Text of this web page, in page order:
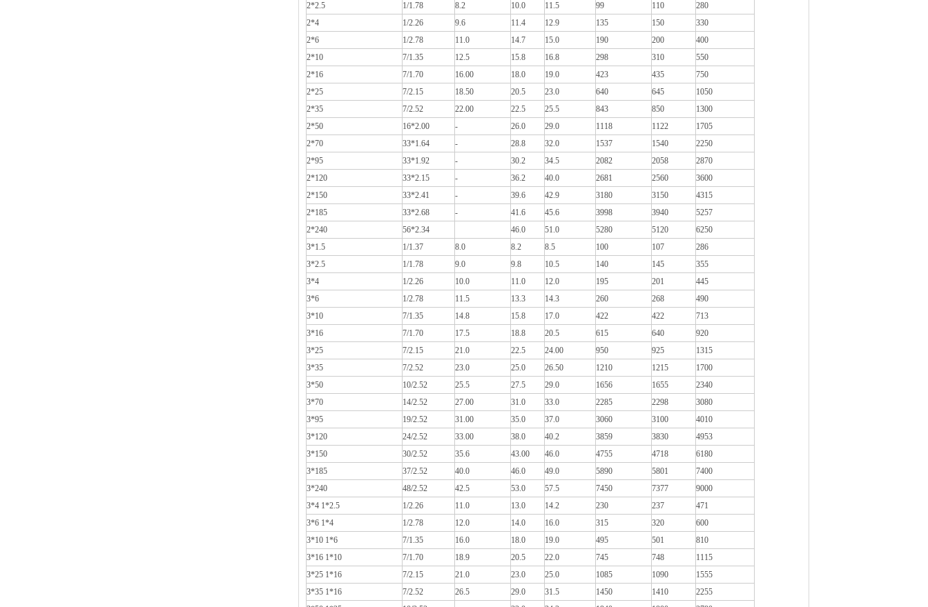
2*2.5
1/1.78 8.2 10.0 11.5 99 110
280
2*4
1/2.26 9.6 11.4 12.9 135 150
330
2*6
1/2.78 11.0 14.7 15.0 190 200
400
2*10
7/1.35 12.5 15.8 16.8 298 310
550
2*16
7/1.70 16.00 18.0 19.0 423 435
750
2*25
7/2.15 18.50 20.5 23.0 640 645
1050
2*35
7/2.52 22.00 22.5 25.5 843 850
1300
2*50
16*2.00 - 26.0 29.0 1118 1122
1705
2*70
33*1.64 - 28.8 32.0 1537 1540
2250
2*95
33*1.92 - 30.2 34.5 2082 2058
2870
2*120
33*2.15 - 36.2 40.0 2681 2560
3600
2*150
33*2.41 - 39.6 42.9 3180 3150
4315
2*185
33*2.68 - 41.6 45.6 3998 3940
5257
2*240
56*2.34 46.0 51.0 5280 5120
6250
3*1.5
1/1.37 8.0 8.2 8.5 100 107
286
3*2.5
1/1.78 9.0 9.8 10.5 140 145
355
3*4
1/2.26 10.0 11.0 12.0 195 201
445
3*6
1/2.78 11.5 13.3 14.3 260 268
490
3*10
7/1.35 14.8 15.8 17.0 422 422
713
3*16
7/1.70 17.5 18.8 20.5 615 640
920
3*25
7/2.15 21.0 22.5 24.00 950 925
1315
3*35
7/2.52 23.0 25.0 26.50 1210 1215
1700
3*50
10/2.52 25.5 27.5 29.0 1656 1655
2340
3*70
14/2.52 27.00 31.0 33.0 2285 2298
3080
3*95
19/2.52 31.00 35.0 37.0 3060 3100
4010
3*120
24/2.52 33.00 38.0 40.2 3859 3830
4953
3*150
30/2.52 35.6 43.00 46.0 4755 4718
6180
3*185
37/2.52 40.0 46.0 49.0 5890 5801
7400
3*240
48/2.52 42.5 53.0 57.5 7450 7377
9000
3*4 1*2.5
1/2.26 11.0 13.0 14.2 230 237
471
3*6 1*4
1/2.78 12.0 14.0 16.0 315 320
600
3*10 1*6
7/1.35 16.0 18.0 19.0 495 501
810
3*16 1*10
7/1.70 18.9 20.5 22.0 745 748
1115
3*25 1*16
7/2.15 21.0 23.0 25.0 1085 1090
1555
3*35 1*16
7/2.52 26.5 29.0 31.5 1450 1410
2255